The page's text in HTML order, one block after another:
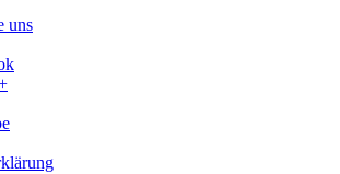
uns